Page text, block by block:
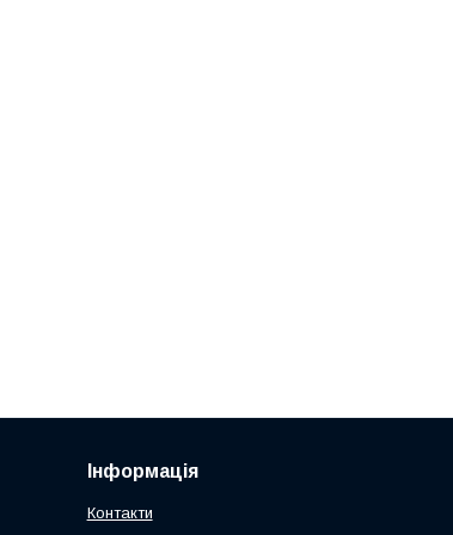
Інформація
Контакти